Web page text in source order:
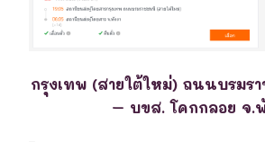
กรุงเทพ (สายใต้ใหม่) ถนนบรมร
– บขส. โคกกลอย จ.